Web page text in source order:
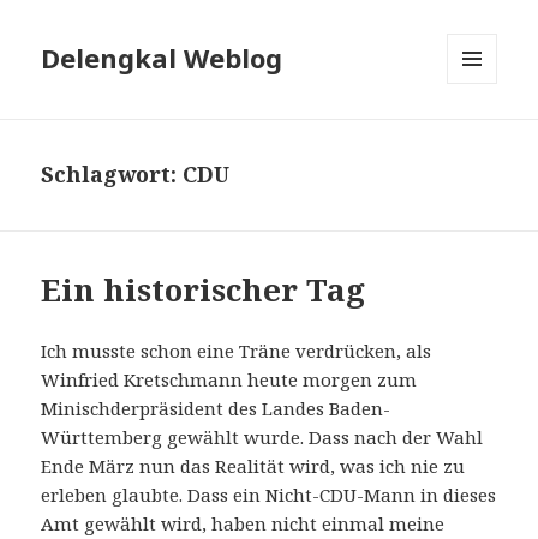
Delengkal Weblog
Schlagwort: CDU
Ein historischer Tag
Ich musste schon eine Träne verdrücken, als
Winfried Kretschmann heute morgen zum
Minischderpräsident des Landes Baden-
Württemberg gewählt wurde. Dass nach der Wahl
Ende März nun das Realität wird, was ich nie zu
erleben glaubte. Dass ein Nicht-CDU-Mann in dieses
Amt gewählt wird, haben nicht einmal meine